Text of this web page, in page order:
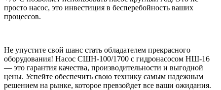
просто насос, это инвестиция в бесперебойность ваших
процессов.
Не упустите свой шанс стать обладателем прекрасного
оборудования! Насос СШН-100/1700 с гидронасосом НШ-16
— это гарантия качества, производительности и выгодной
цены. Успейте обеспечить свою технику самым надежным
решением на рынке, которое превзойдет все ваши ожидания.